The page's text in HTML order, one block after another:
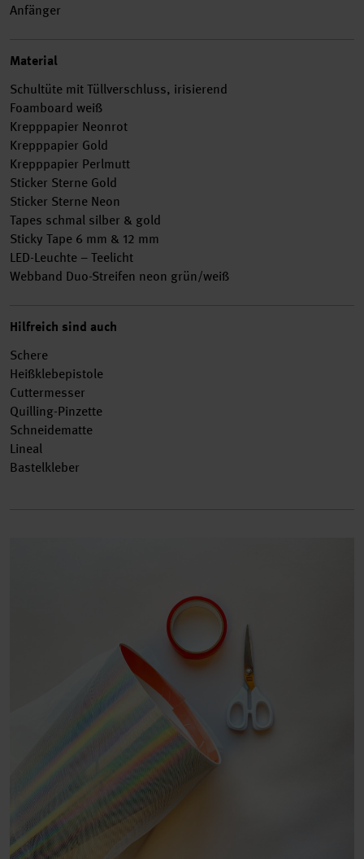
Anfänger
Material
Schultüte mit Tüllverschluss, irisierend
Foamboard weiß
Krepppapier Neonrot
Krepppapier Gold
Krepppapier Perlmutt
Sticker Sterne Gold
Sticker Sterne Neon
Tapes schmal silber & gold
Sticky Tape 6 mm & 12 mm
LED-Leuchte – Teelicht
Webband Duo-Streifen neon grün/weiß
Hilfreich sind auch
Schere
Heißklebepistole
Cuttermesser
Quilling-Pinzette
Schneidematte
Lineal
Bastelkleber